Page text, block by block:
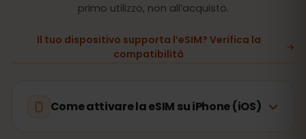
primo utilizzo, non all’acquisto.
Il tuo dispositivo supporta l’eSIM? Verifica la
compatibilità
Come attivare la eSIM su iPhone (iOS)